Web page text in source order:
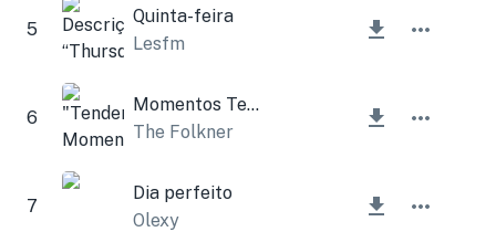
5
Quinta-feira
Lesfm
6
Momentos Ternos
The Folkner
7
Dia perfeito
Olexy